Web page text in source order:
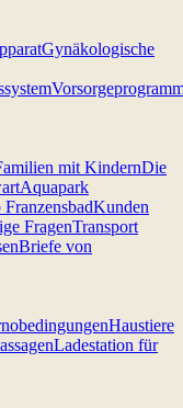
Gynäkologische
mit KindernDie
Aquapark
Kunden
FragenTransport
Briefe von
Haustiere
Ladestation für